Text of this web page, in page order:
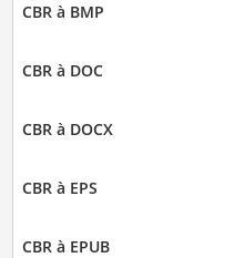
CBR à BMP
CBR à DOC
CBR à DOCX
CBR à EPS
CBR à EPUB